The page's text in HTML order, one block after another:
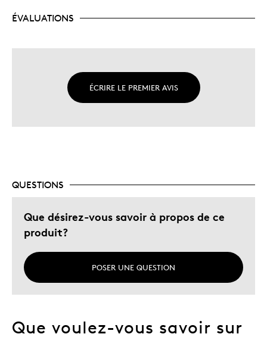
ÉVALUATIONS
ÉCRIRE LE PREMIER AVIS
QUESTIONS
Que désirez-vous savoir à propos de ce
produit?
POSER UNE QUESTION
Que voulez-vous savoir sur